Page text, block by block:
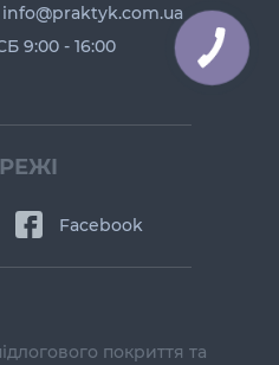
info@praktyk.com.ua
9:00 - 16:00
Facebook
покриття та
КНОПКА
ЗВ'ЯЗКУ